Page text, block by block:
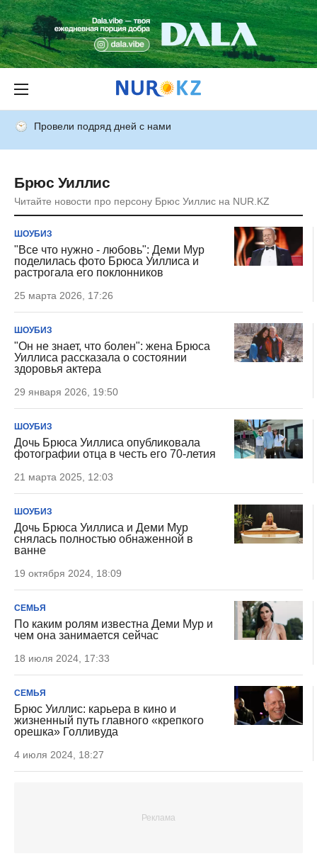
Провели подряд дней с нами
Брюс Уиллис
Читайте новости про персону Брюс Уиллис на NUR.KZ
ШОУБИЗ
"Все что нужно - любовь": Деми Мур
поделилась фото Брюса Уиллиса и
растрогала его поклонников
25 марта 2026, 17:26
ШОУБИЗ
"Он не знает, что болен": жена Брюса
Уиллиса рассказала о состоянии
здоровья актера
29 января 2026, 19:50
ШОУБИЗ
Дочь Брюса Уиллиса опубликовала
фотографии отца в честь его 70-летия
21 марта 2025, 12:03
ШОУБИЗ
Дочь Брюса Уиллиса и Деми Мур
снялась полностью обнаженной в
ванне
19 октября 2024, 18:09
СЕМЬЯ
По каким ролям известна Деми Мур и
чем она занимается сейчас
18 июля 2024, 17:33
СЕМЬЯ
Брюс Уиллис: карьера в кино и
жизненный путь главного «крепкого
орешка» Голливуда
4 июля 2024, 18:27